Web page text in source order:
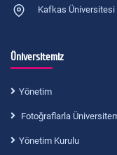
Kafkas Üniversitesi
Üniversitemiz
Yönetim
Fotoğraflarla
Yönetim Kurulu